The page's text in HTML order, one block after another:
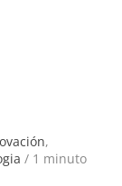
,
/ 1 minuto